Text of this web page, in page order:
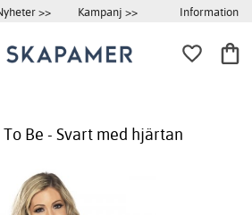
>> Kampanj >> Information
Be - Svart med hjärtan